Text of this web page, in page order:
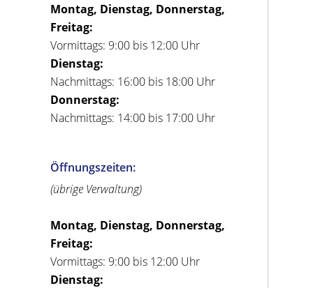
Montag, Dienstag, Donnerstag,
Freitag:
Vormittags: 9:00 bis 12:00 Uhr
Dienstag:
Nachmittags: 16:00 bis 18:00 Uhr
Donnerstag:
Nachmittags: 14:00 bis 17:00 Uhr
Öffnungszeiten:
(übrige Verwaltung)
Montag, Dienstag, Donnerstag,
Freitag:
Vormittags: 9:00 bis 12:00 Uhr
Dienstag: